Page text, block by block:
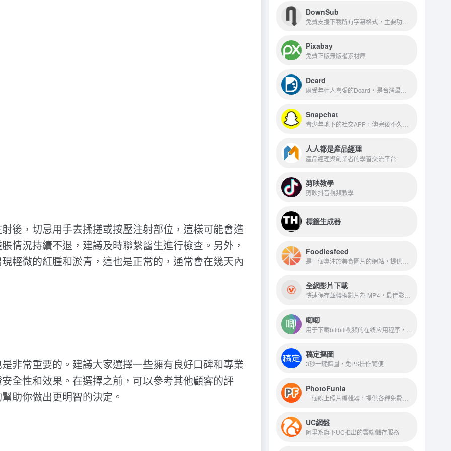
後，切忌用手去揉搓或按壓注射部位，這樣可能會造
情況持續不退，建議及時聯繫醫生進行檢查。另外，
輕微的紅腫和淤青，這也是正常的，通常會在幾天內
非常重要的。建議大家選擇一些擁有良好口碑和專業
全性和效果。在選擇之前，可以參考其他顧客的評
助你做出更明智的決定。
DownSub
Pixabay
免費正版無版權素材庫
Dcard
Snapchat
人人都是產品經理
產品經理與創業者的學習交流平台
剪映教學
剪映抖音視頻教學
標籤生成器
Foodiesfeed
全網影片下載
唧唧
稿定摳圖
3秒一鍵摳圖，免PS操作簡便
PhotoFunia
UC網盤
阿里系旗下UC推出的雲端儲存服務